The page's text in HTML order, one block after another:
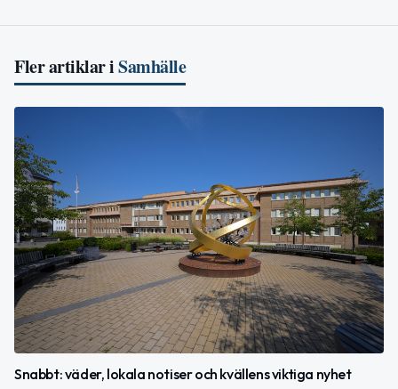
Fler artiklar iSamhälle
Snabbt: väder, lokala notiser och kvällens viktiga nyhet